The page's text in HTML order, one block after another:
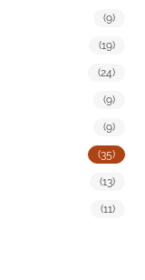
(9)
(19)
(24)
(9)
(9)
(35)
(13)
(11)